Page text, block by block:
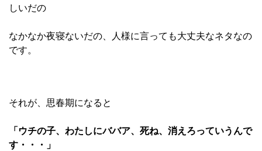
しいだの
なかなか夜寝ないだの、人様に言っても大丈夫なネタなの
です。
それが、思春期になると
「ウチの子、わたしにババア、死ね、消えろっていうんで
す・・・」